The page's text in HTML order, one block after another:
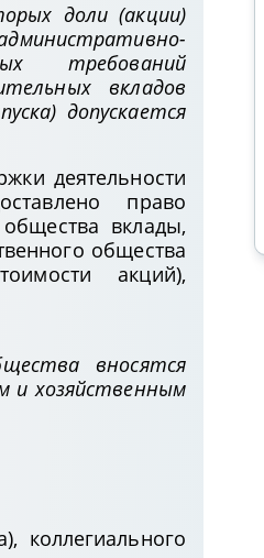
доли (акции)
требований
вкладов
допускается
деятельности
право
вклады,
общества
акций),
вносятся
и хозяйственным
коллегиального
пересмотра судебных
в кассационном
в Апелляционном
Подписаться на канал